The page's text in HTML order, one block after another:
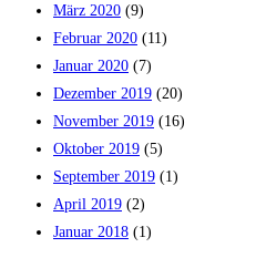
März 2020 (9)
Februar 2020 (11)
Januar 2020 (7)
Dezember 2019 (20)
November 2019 (16)
Oktober 2019 (5)
September 2019 (1)
April 2019 (2)
Januar 2018 (1)